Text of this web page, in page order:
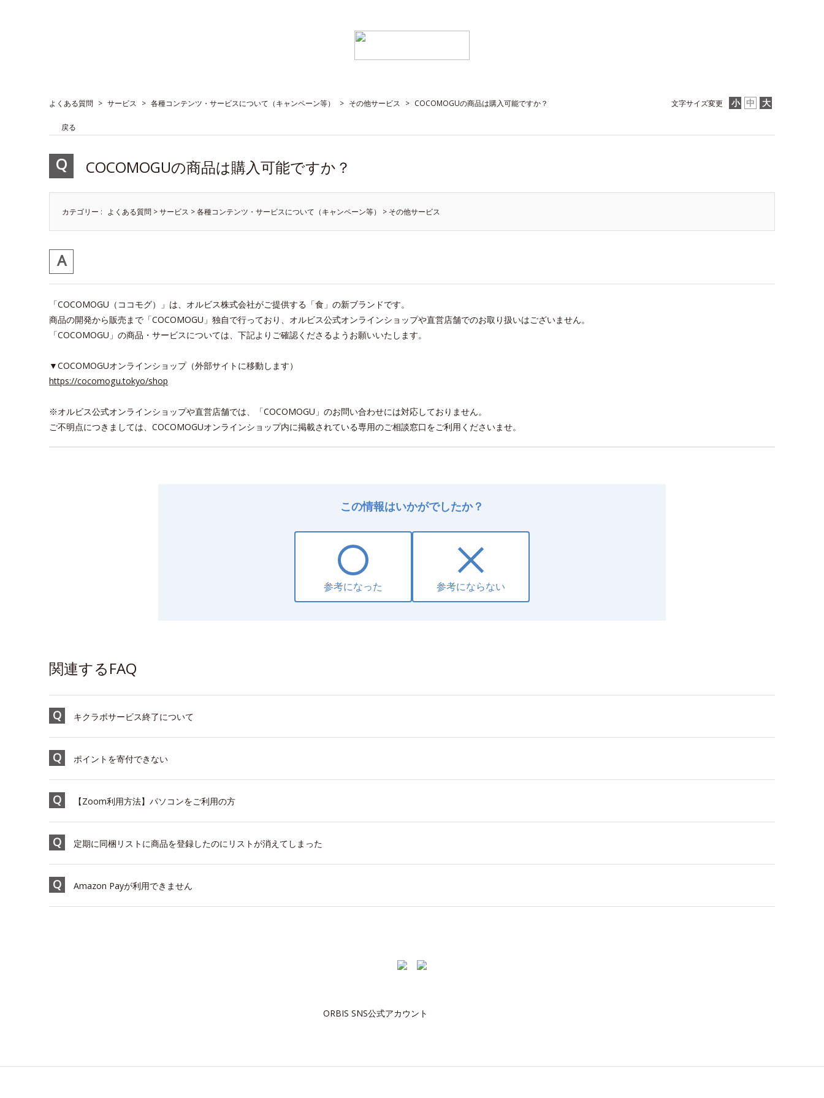
文字サイズ変更
よくある質問 > サービス > 各種コンテンツ・サービスについて（キャンペーン等） > その他サービス > COCOMOGUの商品は購入可能ですか？
戻る
COCOMOGUの商品は購入可能ですか？
カテゴリー : よくある質問 >サービス >各種コンテンツ・サービスについて（キャンペーン等） > その他サービス
「COCOMOGU（ココモグ）」は、オルビス株式会社がご提供する「食」の新ブランドです。
商品の開発から販売まで「COCOMOGU」独自で行っており、オルビス公式オンラインショップや直営店舗でのお取り扱いはございません。
「COCOMOGU」の商品・サービスについては、下記よりご確認くださるようお願いいたします。
▼COCOMOGUオンラインショップ（外部サイトに移動します）
https://cocomogu.tokyo/shop
※オルビス公式オンラインショップや直営店舗では、「COCOMOGU」のお問い合わせには対応しておりません。
ご不明点につきましては、COCOMOGUオンラインショップ内に掲載されている専用のご相談窓口をご利用くださいませ。
この情報はいかがでしたか？
参考になった 参考にならない
関連するFAQ
キクラボサービス終了について
ポイントを寄付できない
【Zoom利用方法】パソコンをご利用の方
定期に同梱リストに商品を登録したのにリストが消えてしまった
Amazon Payが利用できません
ORBIS SNS公式アカウント